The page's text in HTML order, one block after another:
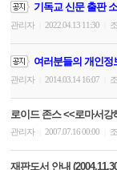
기독교 신문 출판
관리자 2022.04.13 11:30
여러분들의 개인정
관리자 2014.03.14 16:07
로이드 존스 <<로마서강
관리자 2007.07.16 00:00
재판도서 안내